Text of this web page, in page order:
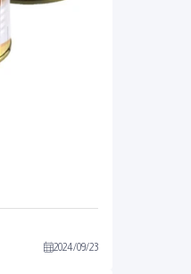
2024/09/23